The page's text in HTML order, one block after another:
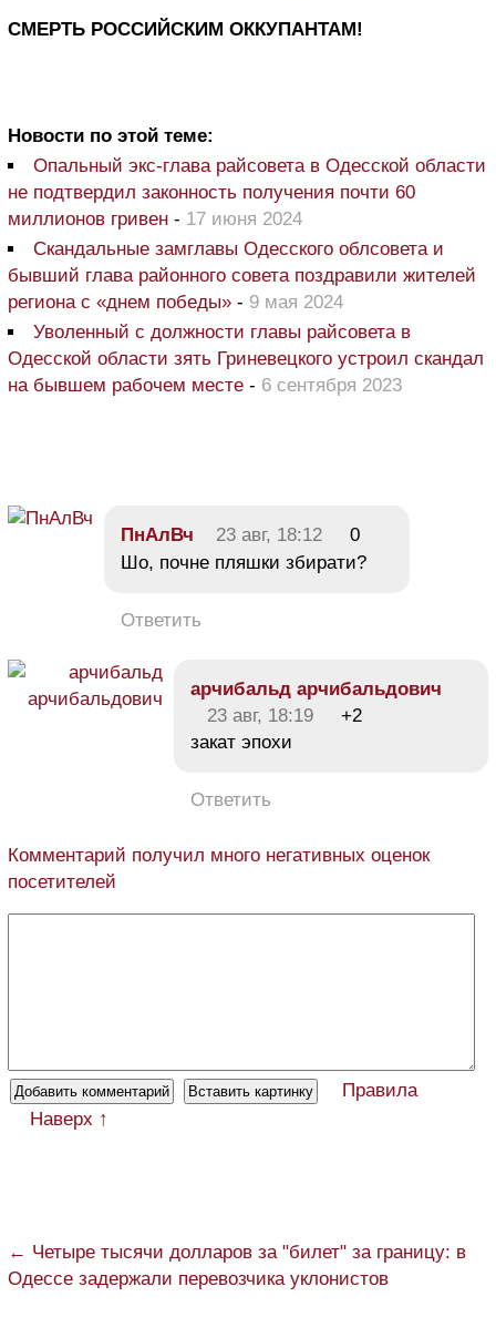
СМЕРТЬ РОССИЙСКИМ ОККУПАНТАМ!
Новости по этой теме:
Опальный экс-глава райсовета в Одесской области
не подтвердил законность получения почти 60
миллионов гривен - 17 июня 2024
Скандальные замглавы Одесского облсовета и
бывший глава районного совета поздравили жителей
региона с «днем победы» - 9 мая 2024
Уволенный с должности главы райсовета в
Одесской области зять Гриневецкого устроил скандал
на бывшем рабочем месте - 6 сентября 2023
ПнАлВч 23 авг, 18:12
0
Шо, почне пляшки збирати?
Ответить
арчибальд арчибальдович
23 авг, 18:19
+2
закат эпохи
Ответить
Комментарий получил много негативных оценок
посетителей
Правила
Наверх ↑
← Четыре тысячи долларов за "билет" за границу: в
Одессе задержали перевозчика уклонистов